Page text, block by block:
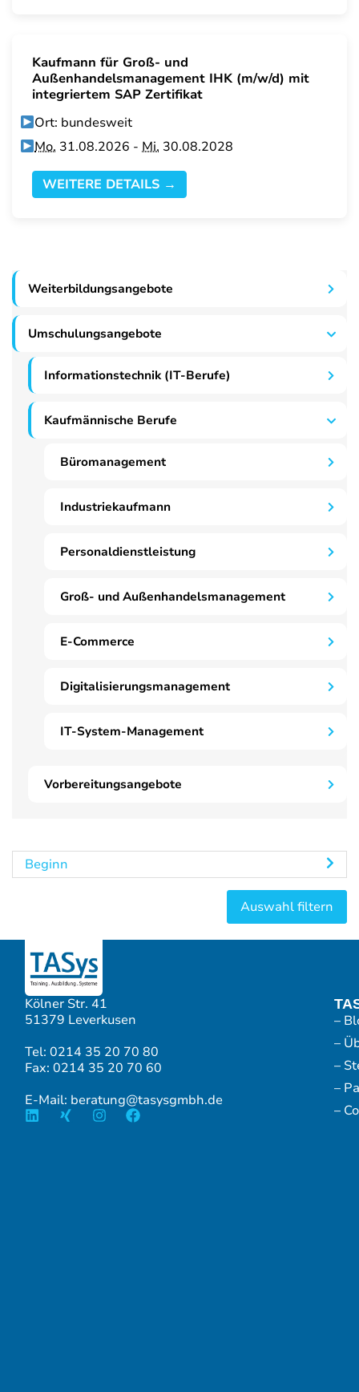
Kaufmann für Groß- und
Außenhandelsmanagement IHK (m/w/d) mit
integriertem SAP Zertifikat
Ort: bundesweit
Mo. 31.08.2026 -Mi. 30.08.2028
WEITERE DETAILS →
Weiterbildungsangebote
Umschulungsangebote
Informationstechnik (IT-Berufe)
Kaufmännische Berufe
Büromanagement
Industriekaufmann
Personaldienstleistung
Groß- und Außenhandelsmanagement
E-Commerce
Digitalisierungsmanagement
IT-System-Management
Vorbereitungsangebote
Beginn
Kölner Str. 41
51379 Leverkusen
Tel: 0214 35 20 70 80
Fax: 0214 35 20 70 60
E-Mail: beratung@tasysgmbh.de
–
–
–
–
–